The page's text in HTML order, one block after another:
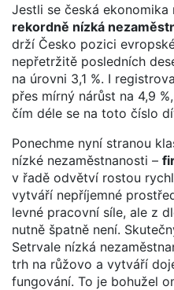
Jestli se česká
rekordně nízká
drží Česko pozici
nepřetržitě posledních
na úrovni 3,1 %. I
přes mírný nárůst na 4,9
čím déle se na toto číslo
Ponechme nyní stranou
nízké nezaměstnanosti –
v řadě odvětví rostou
vytváří nepříjemné
levné pracovní síle, ale z
nutně špatně není.
Setrvale nízká
trh na růžovo a vytváří
fungování. To je bohužel